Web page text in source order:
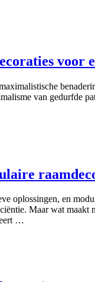
voor
van gedurfde
oplossingen, en
Maar wat maakt
…